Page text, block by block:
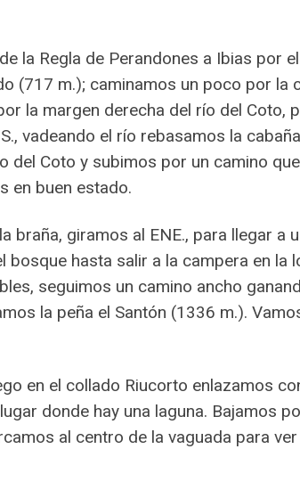
la Regla de Perandones a Ibias por
(717 m.); caminamos un poco por la
la margen derecha del río del Coto,
vadeando el río rebasamos la
del Coto y subimos por un camino
en buen estado.
braña, giramos al ENE., para llegar a
hasta salir a la campera en la
seguimos un camino ancho
la peña el Santón (1336 m.).
en el collado Riucorto enlazamos
donde hay una laguna. Bajamos
al centro de la vaguada para